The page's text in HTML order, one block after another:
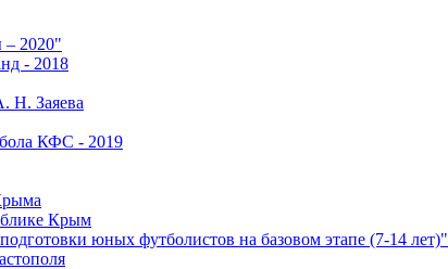
– 2020"
- 2018
Н. Заяева
КФС - 2019
Крым
юных футболистов на базовом этапе (7-14 лет)"